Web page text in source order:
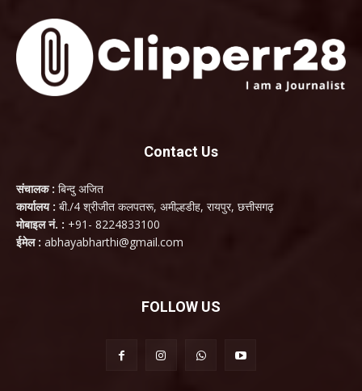
Contact Us
संचालक : बिन्दु अजित
कार्यालय : बी./4 श्रीजीत कलपतरू, अमील्हडीह, रायपुर, छत्तीसगढ़
मोबाइल नं. : +91- 8224833100
ईमेल : abhayabharthi@gmail.com
FOLLOW US